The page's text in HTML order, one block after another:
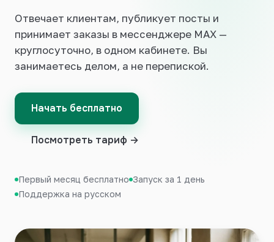
Отвечает клиентам, публикует посты и
принимает заказы в мессенджере MAX —
круглосуточно, в одном кабинете. Вы
занимаетесь делом, а не перепиской.
Начать бесплатно
Посмотреть тариф →
Первый месяц бесплатно Запуск за 1 день
Поддержка на русском